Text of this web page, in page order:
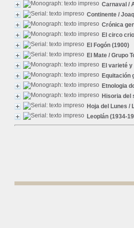
Carnaval /
Continente /
Crónica
El circo
El Fogón (1900)
El Mate / Grupo
El varieté y
Equitación
Etnologia
Hisoria del
Hoja del Lunes /
Leoplán (1934-